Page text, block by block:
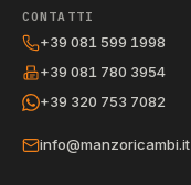
CONTATTI
+39 081 599 1998
+39 081 780 3954
+39 320 753 7082
info@manzoricambi.it